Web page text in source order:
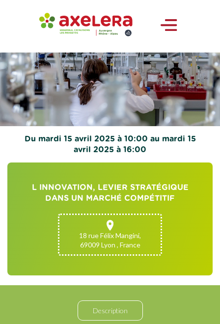
Du mardi 15 avril 2025 à 10:00 au mardi 15
avril 2025 à 16:00
L INNOVATION, LEVIER STRATÉGIQUE
DANS UN MARCHÉ COMPÉTITIF
18 rue Félix Mangini,
69009 Lyon , France
Description